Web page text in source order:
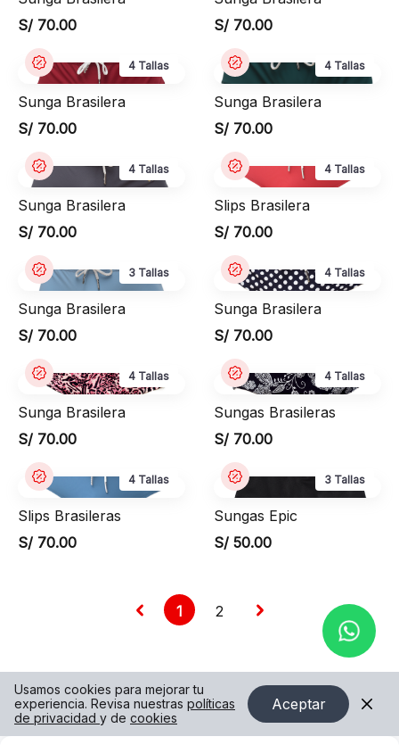
S/ 70.00
S/ 70.00
4 Tallas
Sunga Brasilera
S/ 70.00
4 Tallas
Sunga Brasilera
S/ 70.00
4 Tallas
Sunga Brasilera
S/ 70.00
4 Tallas
Slips Brasilera
S/ 70.00
3 Tallas
Sunga Brasilera
S/ 70.00
4 Tallas
Sunga Brasilera
S/ 70.00
4 Tallas
Sunga Brasilera
S/ 70.00
4 Tallas
Sungas Brasileras
S/ 70.00
4 Tallas
Slips Brasileras
S/ 70.00
3 Tallas
Sungas Epic
S/ 50.00
1 2
Usamos cookies para mejorar tu
experiencia. Revisa nuestras políticas
de privacidad y de cookies
Aceptar